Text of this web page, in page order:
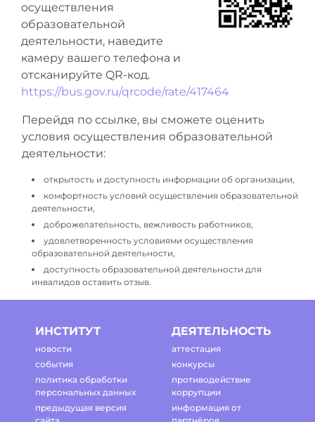
осуществления
образовательной
деятельности, наведите
камеру вашего телефона и
отсканируйте QR-код.
https://bus.gov.ru/qrcode/rate/417464
Перейдя по ссылке, вы сможете оценить
условия осуществления образовательной
деятельности:
открытость и доступность информации об организации,
комфортность условий осуществления образовательной
деятельности,
доброжелательность, вежливость работников,
удовлетворенность условиями осуществления
образовательной деятельности,
доступность образовательной деятельности для
инвалидов оставить отзыв.
ИНСТИТУТ
новости
события
политика обработки
персональных данных
предыдущая версия
ДЕЯТЕЛЬНОСТЬ
аттестация
конкурсы
противодействие
коррупции
информация от